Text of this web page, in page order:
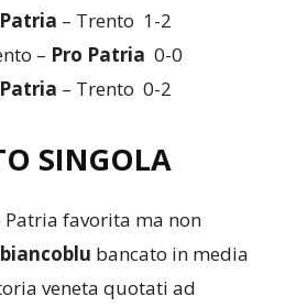
– Trento 1-2
– Pro Patria 0-0
– Trento 0-2
SINGOLA
favorita ma non
bancato in media
veneta quotati ad